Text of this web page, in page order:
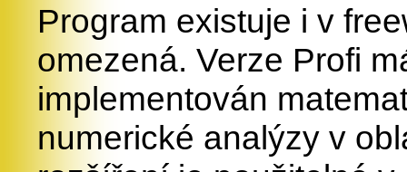
Program existuje i v
omezená. Verze Profi
implementován
numerické analýzy v